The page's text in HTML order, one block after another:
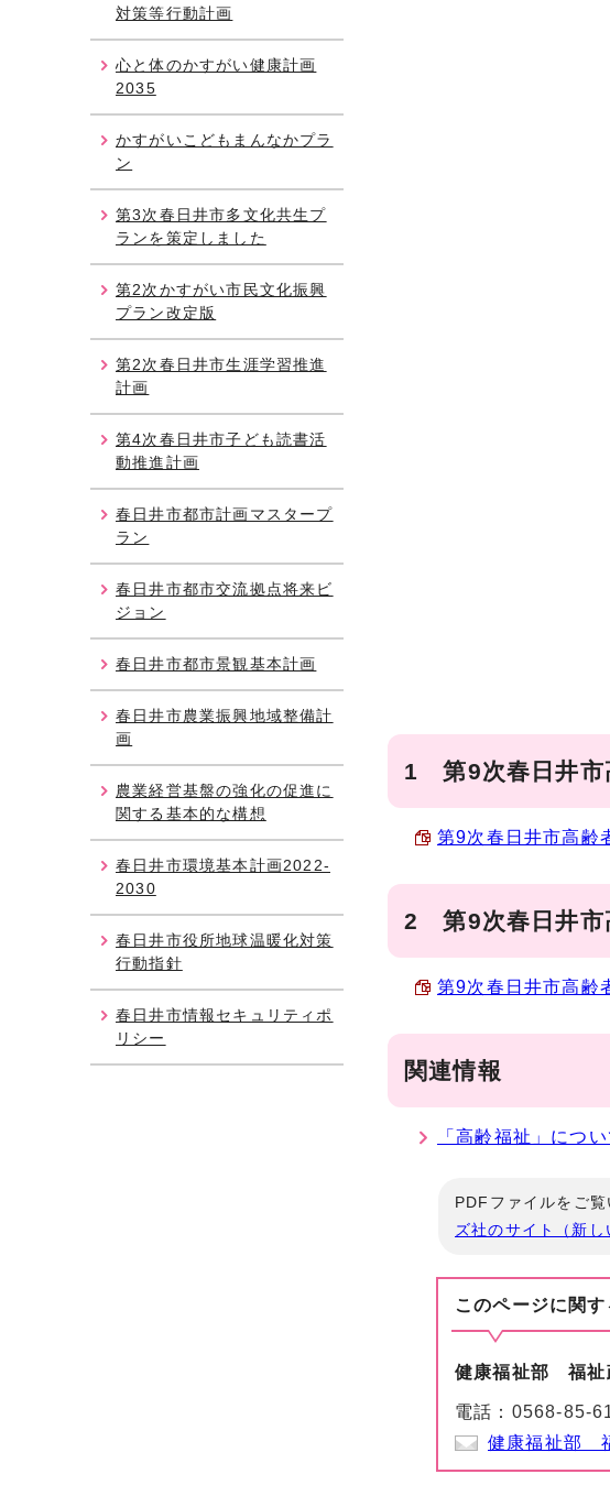
1 第9次春日井市
第9次春日井市高齢
2 第9次春日井市
第9次春日井市高齢
関連情報
「高齢福祉」につ
PDFファイルをご
ズ社のサイト（新
このページに関す
健康福祉部 福祉
電話： 0568-85-
健康福祉部
対策等行動計画
心と体のかすがい健康計画
2035
かすがいこどもまんなかプラ
ン
第3次春日井市多文化共生プ
ランを策定しました
第2次かすがい市民文化振興
プラン改定版
第2次春日井市生涯学習推進
計画
第4次春日井市子ども読書活
動推進計画
春日井市都市計画マスタープ
ラン
春日井市都市交流拠点将来ビ
ジョン
春日井市都市景観基本計画
春日井市農業振興地域整備計
画
農業経営基盤の強化の促進に
関する基本的な構想
春日井市環境基本計画2022-
2030
春日井市役所地球温暖化対策
行動指針
春日井市情報セキュリティポ
リシー